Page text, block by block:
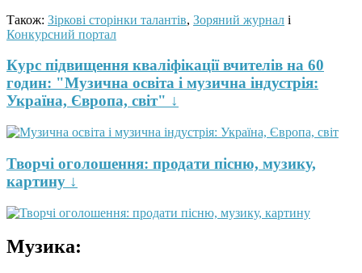
Також: Зіркові сторінки талантів, Зоряний журнал і
Конкурсний портал
Курс підвищення кваліфікації вчителів на 60
годин: "Музична освіта і музична індустрія:
Україна, Європа, світ" ↓
Творчі оголошення: продати пісню, музику,
картину ↓
Музика: